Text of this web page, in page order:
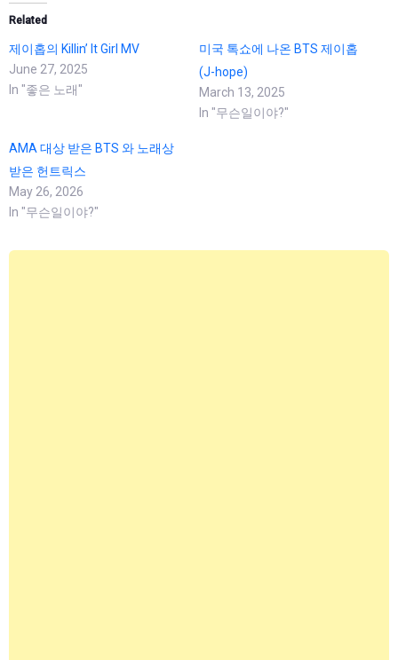
Related
제이홉의 Killin’ It Girl MV
June 27, 2025
In "좋은 노래"
미국 톡쇼에 나온 BTS 제이홉
(J-hope)
March 13, 2025
In "무슨일이야?"
AMA 대상 받은 BTS 와 노래상
받은 헌트릭스
May 26, 2026
In "무슨일이야?"